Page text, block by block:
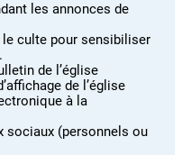
les annonces de
culte pour sensibiliser
de l’église
de l’église
à la
sociaux (personnels ou